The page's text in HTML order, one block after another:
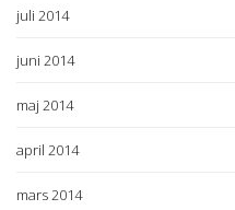
juli 2014
juni 2014
maj 2014
april 2014
mars 2014